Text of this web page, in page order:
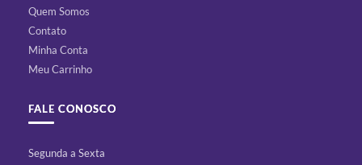
Quem Somos
Contato
Minha Conta
Meu Carrinho
FALE CONOSCO
Segunda a Sexta